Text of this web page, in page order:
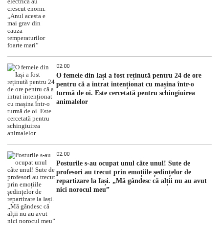
02:00
O femeie din Iași a fost reținută pentru 24 de ore
pentru că a intrat intenționat cu mașina într-o
turmă de oi. Este cercetată pentru schingiuirea
animalelor
02:00
Posturile s-au ocupat unul câte unul! Sute de
profesori au trecut prin emoțiile ședințelor de
repartizare la Iași. „Mă gândesc că alții nu au avut
nici norocul meu”